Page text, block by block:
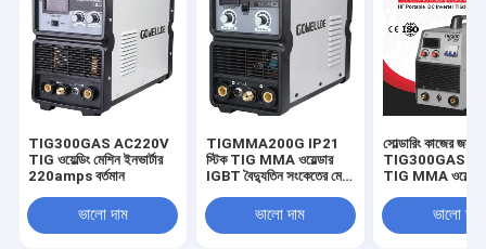
TIG300GAS AC220V
TIG ওয়েল্ডিং মেশিন ইনভার্টার
220amps বর্তমান
ভালো দাম
TIGMMA200G IP21
স্টিক TIG MMA ওয়েল্ডার
IGBT বৈদ্যুতিন সংকেতের মেরু
ভালো দাম
সোল্ডারিং কাজের জন্য
TIG300GAS
TIG MMA ওয়েল্ডার
ভালো দাম